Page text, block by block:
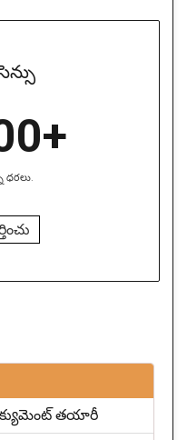
తయారీ